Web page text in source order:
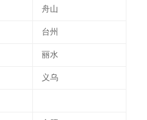
舟山
台州
丽水
义乌